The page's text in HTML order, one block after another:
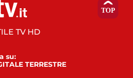
TV HD
su:
TERRESTRE